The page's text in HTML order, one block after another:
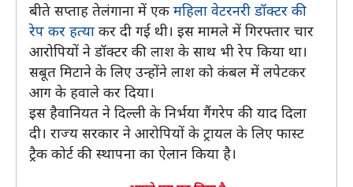
बीते सप्ताह तेलंगाना में एक महिला वेटरनरी डॉक्टर की
रेप कर हत्या कर दी गई थी। इस मामले में गिरफ्तार चार
आरोपियों ने डॉक्टर की लाश के साथ भी रेप किया था।
सबूत मिटाने के लिए उन्होंने लाश को कंबल में लपेटकर
आग के हवाले कर दिया।
इस हैवानियत ने दिल्ली के निर्भया गैंगरेप की याद दिला
दी। राज्य सरकार ने आरोपियों के ट्रायल के लिए फास्ट
ट्रैक कोर्ट की स्थापना का ऐलान किया है।